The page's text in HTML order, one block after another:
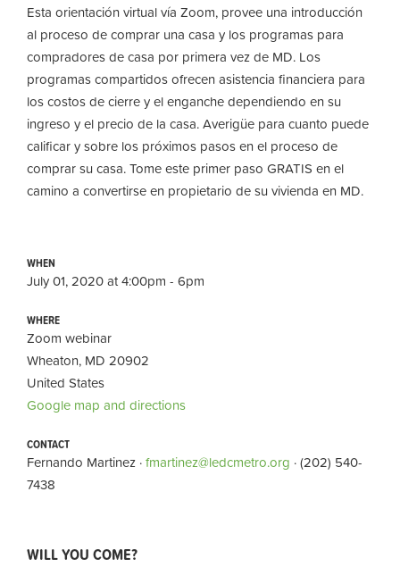
Esta orientación virtual vía Zoom, provee una introducción
al proceso de comprar una casa y los programas para
compradores de casa por primera vez de MD. Los
programas compartidos ofrecen asistencia financiera para
los costos de cierre y el enganche dependiendo en su
ingreso y el precio de la casa. Averigüe para cuanto puede
calificar y sobre los próximos pasos en el proceso de
comprar su casa. Tome este primer paso GRATIS en el
camino a convertirse en propietario de su vivienda en MD.
WHEN
July 01, 2020 at 4:00pm - 6pm
WHERE
Zoom webinar
Wheaton, MD 20902
United States
Google map and directions
CONTACT
Fernando Martinez ·fmartinez@ledcmetro.org · (202) 540-
7438
WILL YOU COME?